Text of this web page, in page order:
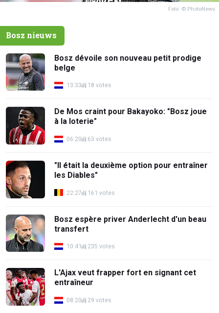
Foto: © PhotoNews
Bosz nieuws
Bosz dévoile son nouveau petit prodige
belge
13:33 18 votes
De Mos craint pour Bakayoko: "Bosz joue
à la loterie"
06:20 63 votes
"Il était la deuxième option pour entraîner
les Diables"
22:27 161 votes
Bosz espère priver Anderlecht d'un beau
transfert
10:41 235 votes
L'Ajax veut frapper fort en signant cet
entraîneur
08:20 29 votes